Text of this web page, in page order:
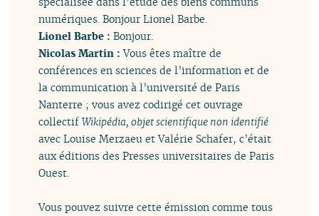
numériques. Bonjour Lionel Barbe.
Lionel Barbe :Bonjour.
Nicolas Martin :Vous êtes maître de
conférences en sciences de l’information et de
la communication à l’université de Paris
Nanterre ; vous avez codirigé cet ouvrage
collectifWikipédia, objet scientifique non identifié
avec Louise Merzaeu et Valérie Schafer, c’était
aux éditions des Presses universitaires de Paris
Ouest.
Vous pouvez suivre cette émission comme tous